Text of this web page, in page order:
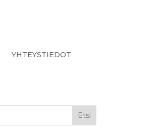
YHTEYSTIEDOT
Etsi